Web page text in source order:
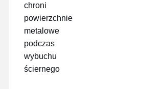
chroni
powierzchnie
metalowe
podczas
wybuchu
ściernego